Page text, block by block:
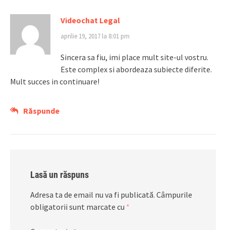
Videochat Legal
aprilie 19, 2017 la 8:01 pm
Sincera sa fiu, imi place mult site-ul vostru.
Este complex si abordeaza subiecte diferite.
Mult succes in continuare!
Răspunde
Lasă un răspuns
Adresa ta de email nu va fi publicată. Câmpurile
obligatorii sunt marcate cu *